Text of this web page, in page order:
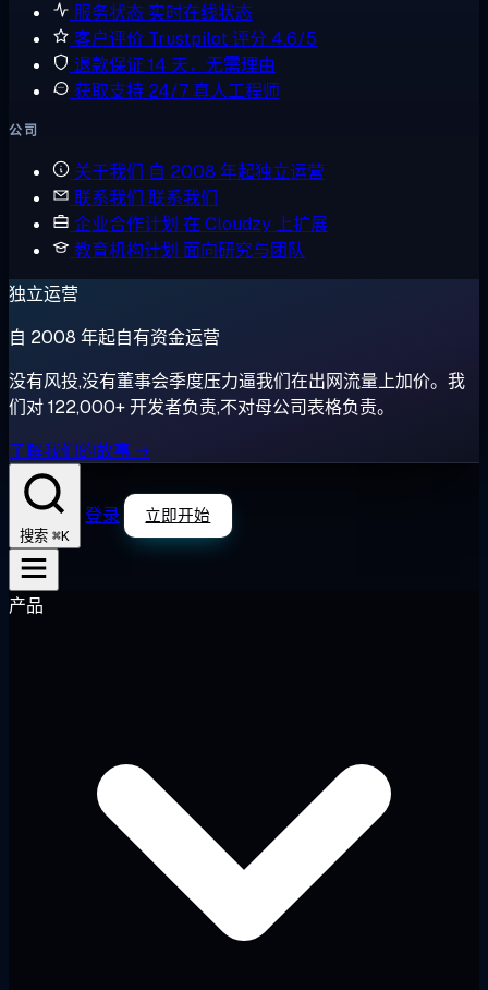
服务状态 实时在线状态
客户评价 Trustpilot 评分 4.6/5
退款保证 14 天，无需理由
获取支持 24/7 真人工程师
公司
关于我们 自 2008 年起独立运营
联系我们 联系我们
企业合作计划 在 Cloudzy 上扩展
教育机构计划 面向研究与团队
独立运营
自 2008 年起自有资金运营
没有风投,没有董事会季度压力逼我们在出网流量上加价。我
们对 122,000+ 开发者负责,不对母公司表格负责。
了解我们的故事 →
搜索 ⌘K
登录 立即开始
产品